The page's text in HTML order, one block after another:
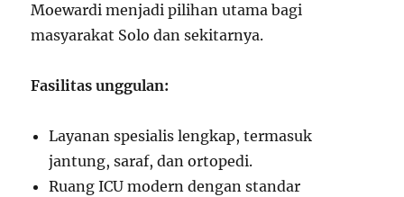
Moewardi menjadi pilihan utama bagi
masyarakat Solo dan sekitarnya.
Fasilitas unggulan:
Layanan spesialis lengkap, termasuk
jantung, saraf, dan ortopedi.
Ruang ICU modern dengan standar